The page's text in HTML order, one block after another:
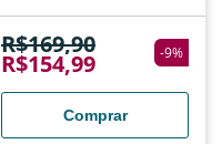
R$169,90
R$154,99 -9%
Comprar